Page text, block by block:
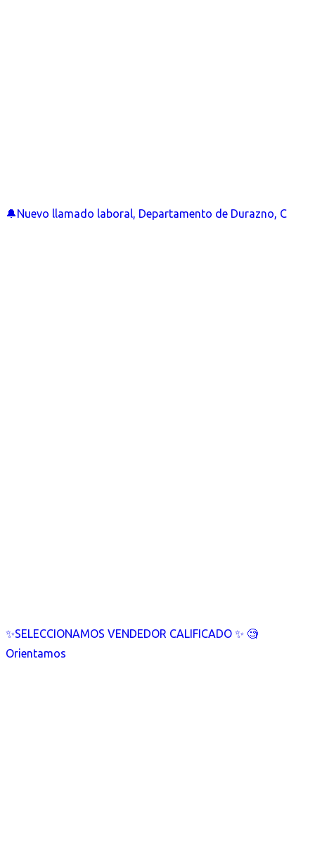
🔔Nuevo llamado laboral, Departamento de Durazno, C
✨SELECCIONAMOS VENDEDOR CALIFICADO ✨ 🧐
Orientamos